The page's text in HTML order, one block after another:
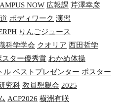
NOW 広報課 芹澤幸彦
ボディワーク 演習
りんごジュース
科学学会 クオリア 西田哲学
スター優秀賞 わかめ体操
ル ベストプレゼンター ポスター
究科 教員懇親会 2025
ACP2026 横洲有咲